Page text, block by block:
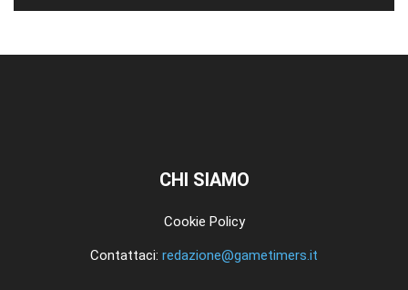
CHI SIAMO
Cookie Policy
Contattaci: redazione@gametimers.it